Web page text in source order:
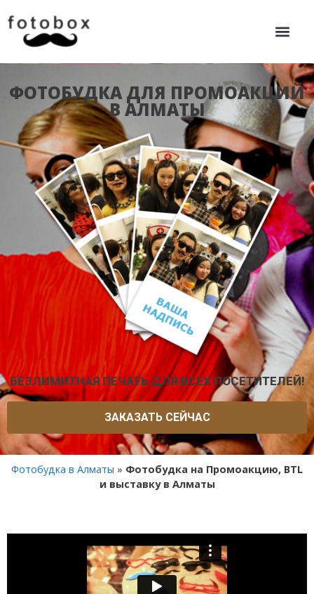
ФОТОБУДКА ДЛЯ ПРОМОАКЦИЙ
В АЛМАТЫ
БЕЗЛИМИТНАЯ ПЕЧАТЬ ДЛЯ ВСЕХ ПОСЕТИТЕЛЕЙ!
ЗАКАЗАТЬ СЕЙЧАС
Фотобудка в Алматы » Фотобудка на Промоакцию, BTL
и выставку в Алматы